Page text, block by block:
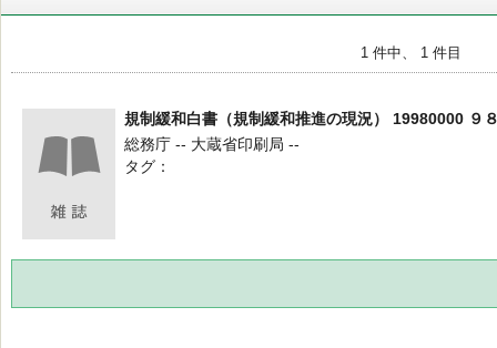
1 件中、 1 件目
規制緩和白書（規制緩和推進の現況） 19980000 ９
総務庁 -- 大蔵省印刷局 --
タグ